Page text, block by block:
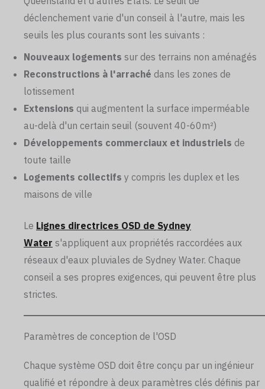
déclenchement varie d'un conseil à l'autre, mais les
seuils les plus courants sont les suivants :
Nouveaux logements sur des terrains non aménagés
Reconstructions à l'arraché dans les zones de
lotissement
Extensions qui augmentent la surface imperméable
au-delà d'un certain seuil (souvent 40-60m²)
Développements commerciaux et industriels de
toute taille
Logements collectifs y compris les duplex et les
maisons de ville
Le Lignes directrices OSD de Sydney
Water s'appliquent aux propriétés raccordées aux
réseaux d'eaux pluviales de Sydney Water. Chaque
conseil a ses propres exigences, qui peuvent être plus
strictes.
Paramètres de conception de l'OSD
Chaque système OSD doit être conçu par un ingénieur
qualifié et répondre à deux paramètres clés définis par